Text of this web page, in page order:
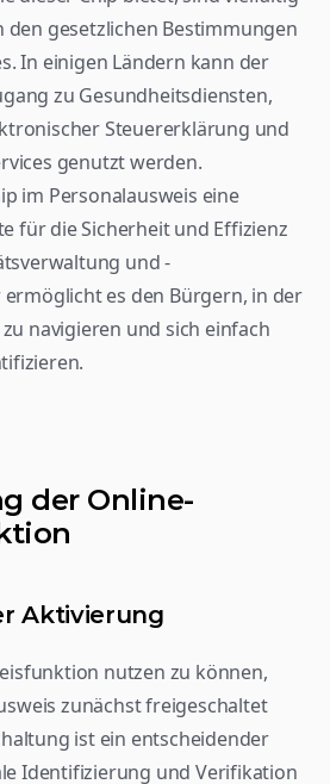
den gesetzlichen Bestimmungen
In einigen Ländern kann der
zu Gesundheitsdiensten,
Steuererklärung und
genutzt werden.
im Personalausweis eine
für die Sicherheit und Effizienz
und -
es den Bürgern, in der
navigieren und sich einfach
der Online-
Aktivierung
nutzen zu können,
zunächst freigeschaltet
ist ein entscheidender
Identifizierung und Verifikation